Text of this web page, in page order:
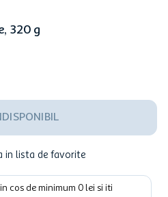
320 g
in lista de favorite
cos de minimum 0 lei si iti